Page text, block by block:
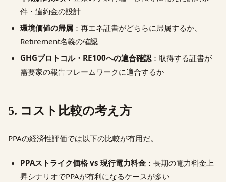
件・違約金の設計
環境価値の帰属 ：再エネ証書がどちらに帰属するか、
Retirement名義の確認
GHGプロトコル・RE100への適合確認：取得する証書が
需要家の報告フレームワークに適合するか
5. コスト比較の考え方
PPAの経済性評価では以下の比較が有用だ。
PPAストライク価格 vs 現行電力料金 ：長期の電力料金上
昇シナリオでPPAが有利になるケースが多い